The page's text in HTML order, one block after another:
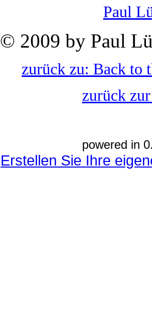
Paul
© 2009 by Paul
zurück zu: Back to
zurück
powered in
Erstellen Sie Ihre